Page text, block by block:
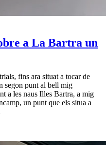
a La Bartra un
fins ara situat a tocar de
segon punt al bell mig
a les naus Illes Bartra, a mig
un punt que els situa a